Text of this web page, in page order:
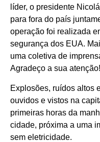
líder, o presidente
para fora do país
operação foi realizada
segurança dos EUA.
uma coletiva de
Agradeço a sua
Explosões, ruídos altos
ouvidos e vistos na
primeiras horas da
cidade, próxima a uma
sem eletricidade.